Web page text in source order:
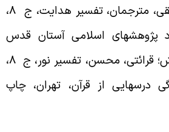
مدرسی، سید محمدتقی، مترجمان، تفسیر هدایت، ج 8،
بنیاد پژوهشهاى اسلامى آستان قدس
رضوى، مشهد، 1377ش؛ قرائتی، محسن، تفسیر نور، ج 8،
درسهایی از قرآن، تهران، چاپ